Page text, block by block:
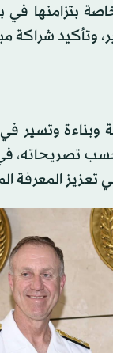
بتزامنها في
شراكة
وبناءة وتسير
حسب
المعرفة